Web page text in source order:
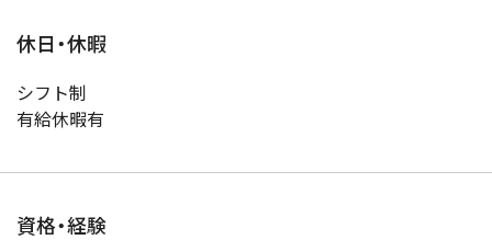
休日・休暇
シフト制
有給休暇有
資格・経験